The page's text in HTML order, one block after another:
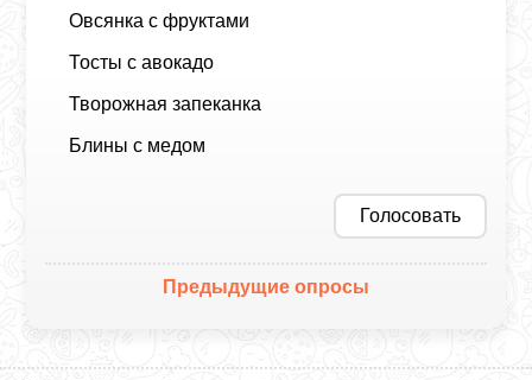
Овсянка с фруктами
Тосты с авокадо
Творожная запеканка
Блины с медом
Голосовать
Предыдущие опросы